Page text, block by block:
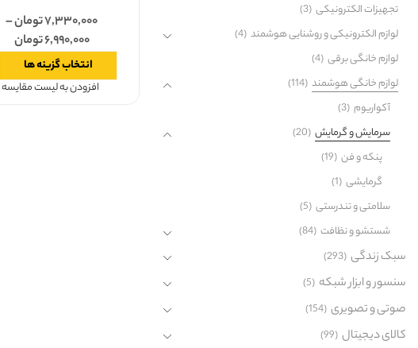
۷,۳۳۰,۰۰۰تومان–
۶,۹۹۰,۰۰۰تومان
انتخاب گزینه ها
افزودن به لیست مقایسه
تجهیزات الکترونیکی (3)
لوازم الکترونیکی و روشنایی هوشمند (4)
لوازم خانگی برقی (4)
لوازم خانگی هوشمند (114)
آکواریوم (3)
سرمایش و گرمایش (20)
پنکه و فن (19)
گرمایشی (1)
سلامتی و تندرستی (5)
شستشو و نظافت (84)
سبک زندگی (293)
سنسور و ابزار شبکه (5)
صوتی و تصویری (154)
کالای دیجیتال (99)